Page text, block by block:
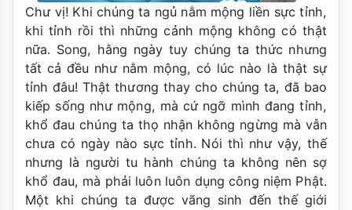
Chư vị! Khi chúng ta ngủ nằm mộng liền sực tỉnh,
khi tỉnh rồi thì những cảnh mộng không có thật
nữa. Song, hằng ngày tuy chúng ta thức nhưng
tất cả đều như nằm mộng, có lúc nào là thật sự
tỉnh đâu! Thật thương thay cho chúng ta, đã bao
kiếp sống như mộng, mà cứ ngỡ mình đang tỉnh,
khổ đau chúng ta thọ nhận không ngừng mà vẫn
chưa có ngày nào sực tỉnh. Nói thì như vậy, thế
nhưng là người tu hành chúng ta không nên sợ
khổ đau, mà phải luôn luôn dụng công niệm Phật.
Một khi chúng ta được vãng sinh đến thế giới